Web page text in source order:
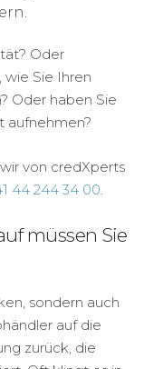
Oder
Sie Ihren
Oder haben Sie
aufnehmen?
von credXperts
44 244 34 00.
müssen Sie
sondern auch
auf die
zurück, die